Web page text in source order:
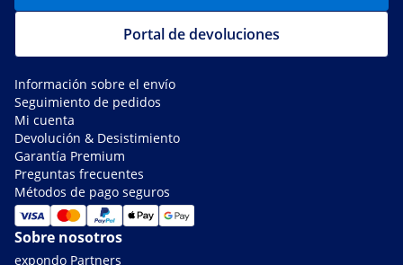
Portal de devoluciones
Información sobre el envío
Seguimiento de pedidos
Mi cuenta
Devolución & Desistimiento
Garantía Premium
Preguntas frecuentes
Métodos de pago seguros
Sobre nosotros
expondo Partners